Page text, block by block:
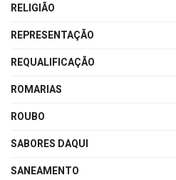
RELIGIÃO
REPRESENTAÇÃO
REQUALIFICAÇÃO
ROMARIAS
ROUBO
SABORES DAQUI
SANEAMENTO